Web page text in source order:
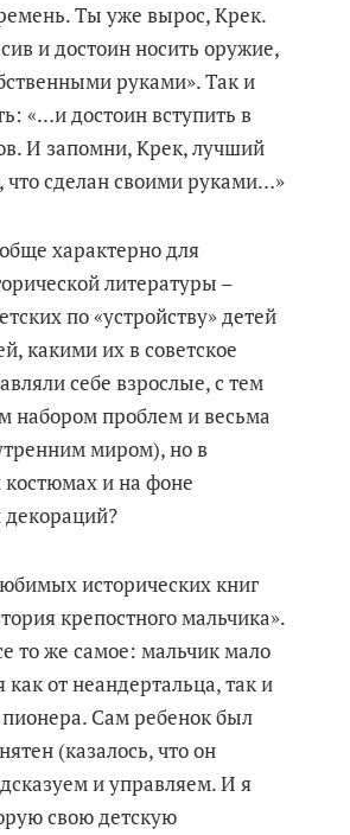
Ты уже вырос, Крек.
и достоин носить оружие,
руками». Так и
«…и достоин вступить в
И запомни, Крек, лучший
что сделан своими руками…»
характерно для
литературы –
по «устройству» детей
какими их в советское
себе взрослые, с тем
набором проблем и весьма
миром), но в
костюмах и на фоне
декораций?
исторических книг
крепостного мальчика».
то же самое: мальчик мало
как от неандертальца, так и
пионера. Сам ребенок был
(казалось, что он
и управляем. И я
свою детскую